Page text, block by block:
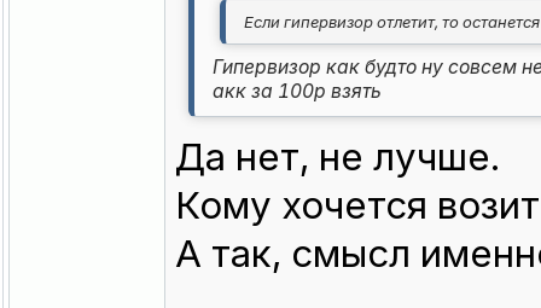
Если гипервизор отлетит, то
Гипервизор как будто ну совсем
акк за 100р взять
Да нет, не лучше.
Кому хочется
А так, смысл